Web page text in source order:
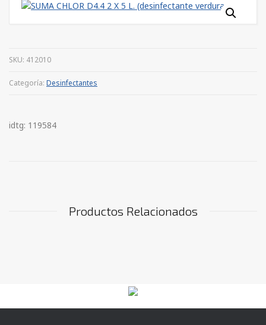
SKU: 412010
Categoría: Desinfectantes
idtg: 119584
Productos Relacionados